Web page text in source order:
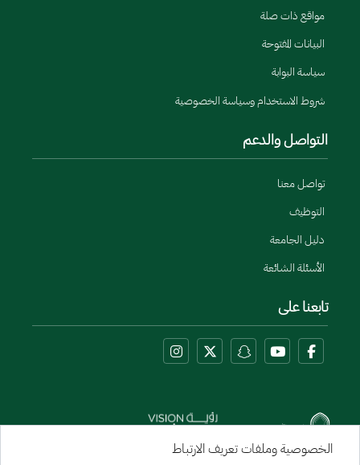
مواقع ذات صلة
البيانات المفتوحة
سياسة البوابة
شروط الاستخدام وسياسة الخصوصية
التواصل والدعم
تواصل معنا
التوظيف
دليل الجامعة
الأسئلة الشائعة
تابعنا على
الخصوصية وملفات تعريف الارتباط